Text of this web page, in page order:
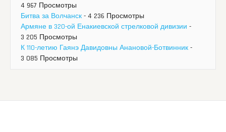
4 967 Просмотры
Битва за Волчанск - 4 236 Просмотры
Армяне в 320-ой Енакиевской стрелковой дивизии -
3 205 Просмотры
К 110-летию Гаянэ Давидовны Анановой-Ботвинник -
3 085 Просмотры